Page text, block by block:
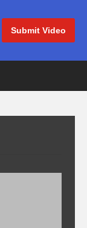
Submit Video